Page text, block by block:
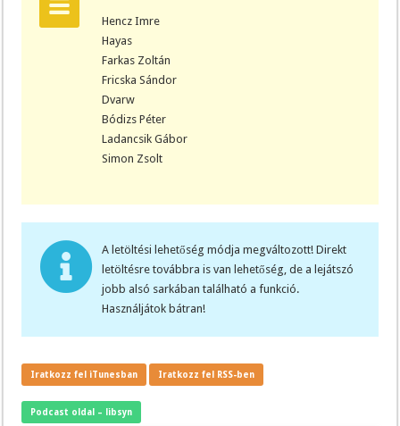
Hencz Imre
Hayas
Farkas Zoltán
Fricska Sándor
Dvarw
Bódizs Péter
Ladancsik Gábor
Simon Zsolt
A letöltési lehetőség módja megváltozott! Direkt
letöltésre továbbra is van lehetőség, de a lejátszó
jobb alsó sarkában található a funkció.
Használjátok bátran!
Iratkozz fel iTunesban Iratkozz fel RSS-ben
Podcast oldal – libsyn